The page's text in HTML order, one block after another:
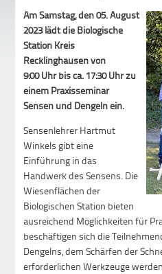
Am Samstag, den 05. August
2023 lädt die Biologische
Station Kreis
Recklinghausen von
9:00 Uhr bis ca. 17:30 Uhr zu
einem Praxisseminar
Sensen und Dengeln ein.
Sensenlehrer Hartmut
Winkels gibt eine
Einführung in das
Handwerk des Sensens. Die
Wiesenflächen der
Biologischen Station bieten
ausreichend Möglichkeiten für
beschäftigen sich die
Dengelns, dem Schärfen der
erforderlichen Werkzeuge